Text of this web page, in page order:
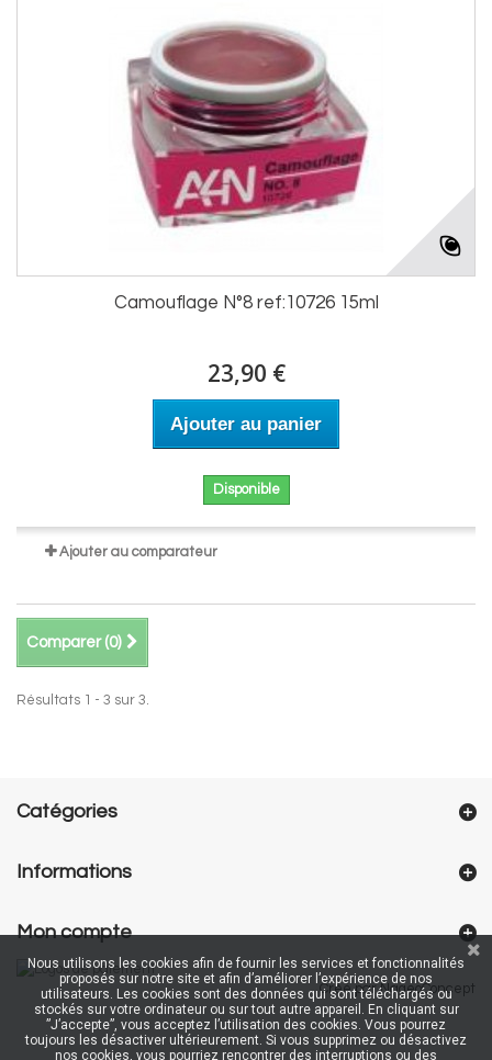
Camouflage N°8 ref:10726 15ml
23,90 €
Ajouter au panier
Disponible
Ajouter au comparateur
Comparer (0)
Résultats 1 - 3 sur 3.
Catégories
Informations
Mon compte
Créé par NageoConcept
Nous utilisons les cookies afin de fournir les services et fonctionnalités
proposés sur notre site et afin d’améliorer l’expérience de nos
utilisateurs. Les cookies sont des données qui sont téléchargés ou
stockés sur votre ordinateur ou sur tout autre appareil. En cliquant sur
”J’accepte”, vous acceptez l’utilisation des cookies. Vous pourrez
toujours les désactiver ultérieurement. Si vous supprimez ou désactivez
nos cookies, vous pourriez rencontrer des interruptions ou des